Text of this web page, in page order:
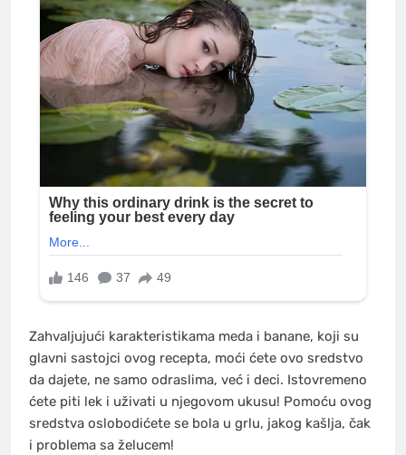
Zahvaljujući karakteristikama meda i banane, koji su
glavni sastojci ovog recepta, moći ćete ovo sredstvo
da dajete, ne samo odraslima, već i deci. Istovremeno
ćete piti lek i uživati u njegovom ukusu! Pomoću ovog
sredstva oslobodićete se bola u grlu, jakog kašlja, čak
i problema sa želucem!